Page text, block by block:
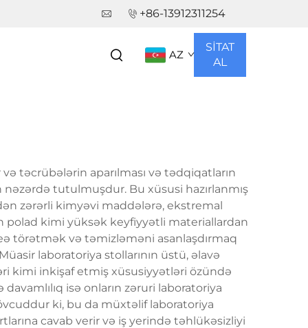
+86-13912311254
AZ
SİTAT
AL
təcrübələrin aparılması və tədqiqatların
tutulmuşdur. Bu xüsusi hazırlanmış
zərərli kimyəvi maddələrə, ekstremal
polad kimi yüksək keyfiyyətli materiallardan
törətmək və təmizləməni asanlaşdırmaq
laboratoriya stollarının üstü, əlavə
kimi inkişaf etmiş xüsusiyyətləri özündə
isə onların zəruri laboratoriya
ki, bu da müxtəlif laboratoriya
cavab verir və iş yerində təhlükəsizliyi